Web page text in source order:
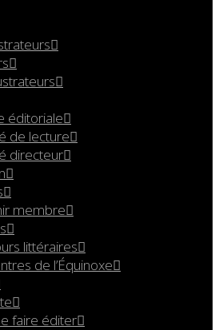
éditoriale
de lecture
directeur
membre
littéraires
de l’Équinoxe
faire éditer